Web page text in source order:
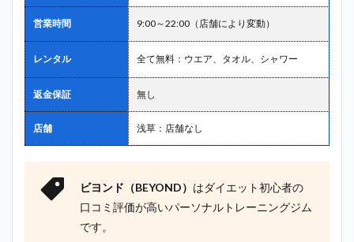
営業時間 9:00～22:00（店舗により変動）
レンタル 全て無料：ウエア、タオル、シャワー
返金保証 無し
店舗 浅草：店舗なし
ビヨンド（BEYOND） はダイエット初心者の
口コミ評価が高いパーソナルトレーニングジム
です。